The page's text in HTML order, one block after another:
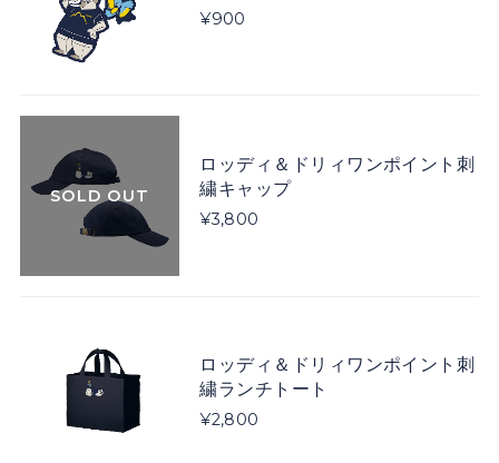
¥900
SOLD OUT
ロッディ＆ドリィワンポイント刺
繍キャップ
¥3,800
ロッディ＆ドリィワンポイント刺
繍ランチトート
¥2,800